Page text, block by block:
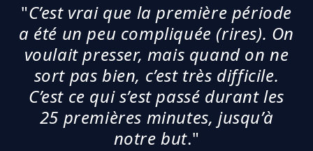
"C’est vrai que la première période
a été un peu compliquée (rires). On
voulait presser, mais quand on ne
sort pas bien, c’est très difficile.
C’est ce qui s’est passé durant les
25 premières minutes, jusqu’à
notre but."